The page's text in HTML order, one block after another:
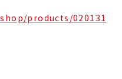
products/020131